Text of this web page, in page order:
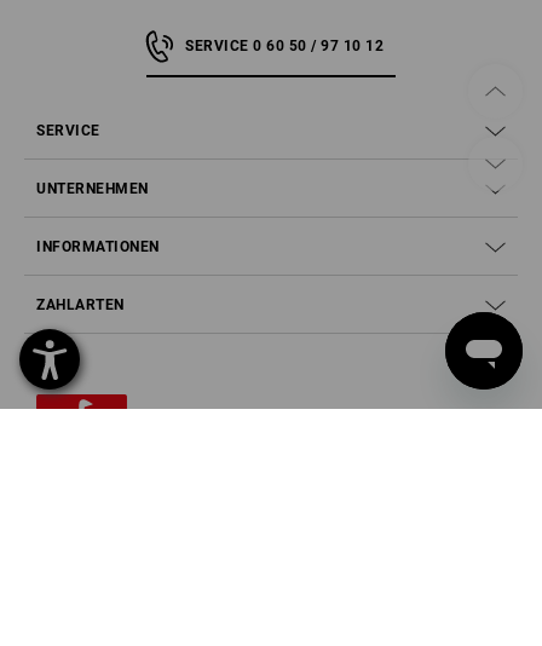
SERVICE 0 60 50 / 97 10 12
SERVICE
UNTERNEHMEN
INFORMATIONEN
ZAHLARTEN